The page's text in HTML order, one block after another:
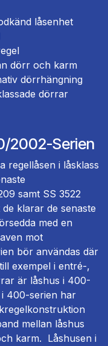
låsenhet
dörr och karm
dörrhängning
dörrar
2002-Serien
regellåsen i låsklass
samt SS 3522
klarar de senaste
med en
mot
bör användas där
exempel i entré-,
är låshus i 400-
i 400-serien har
mellan låshus
karm. Låshusen i